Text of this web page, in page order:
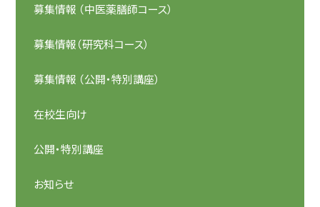
募集情報 （中医薬膳師コース）
募集情報（研究科コース）
募集情報 （公開・特別講座）
在校生向け
公開・特別講座
お知らせ